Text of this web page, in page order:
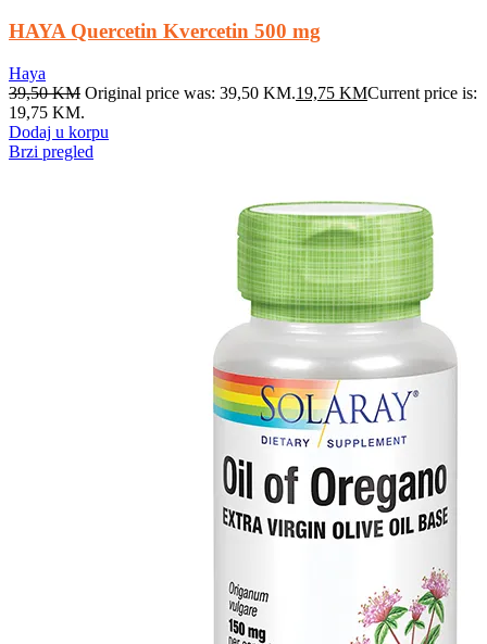
HAYA Quercetin Kvercetin 500 mg
Haya
39,50KM Original price was: 39,50 KM.19,75 KMCurrent price is:
19,75 KM.
Dodaj u korpu
Brzi pregled